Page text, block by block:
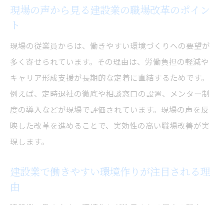
現場の声から見る建設業の職場改革のポイン
ト
現場の従業員からは、働きやすい環境づくりへの要望が
多く寄せられています。その理由は、労働負担の軽減や
キャリア形成支援が長期的な定着に直結するためです。
例えば、定時退社の徹底や相談窓口の設置、メンター制
度の導入などが現場で評価されています。現場の声を反
映した改革を進めることで、実効性の高い職場改善が実
現します。
建設業で働きやすい環境作りが注目される理
由